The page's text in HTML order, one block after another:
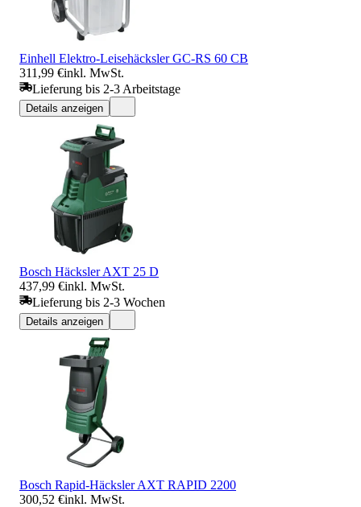
Einhell Elektro-Leisehäcksler GC-RS 60 CB
311,99 €inkl. MwSt.
Lieferung bis 2-3 Arbeitstage
Details anzeigen
Bosch Häcksler AXT 25 D
437,99 €inkl. MwSt.
Lieferung bis 2-3 Wochen
Details anzeigen
Bosch Rapid-Häcksler AXT RAPID 2200
300,52 €inkl. MwSt.